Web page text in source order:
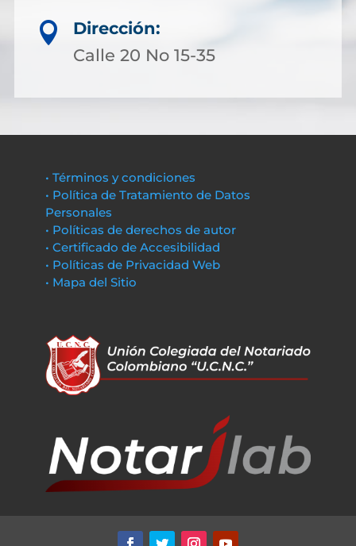

Dirección:
Calle 20 No 15-35
• Términos y condiciones
• Política de Tratamiento de Datos
Personales
• Políticas de derechos de autor
• Certificado de Accesibilidad
• Políticas de Privacidad Web
• Mapa del Sitio